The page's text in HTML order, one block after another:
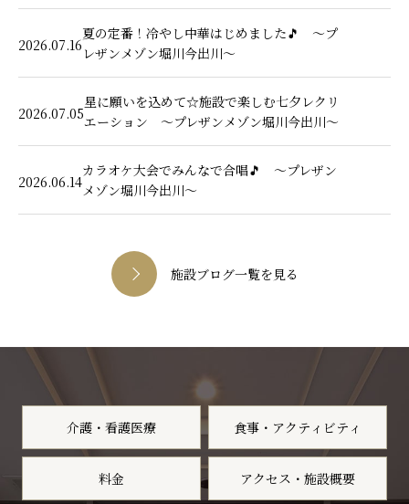
2026.07.16
夏の定番！冷やし中華はじめました🎵 ～プ
レザンメゾン堀川今出川～
2026.07.05
星に願いを込めて☆施設で楽しむ七夕レクリ
エーション ～プレザンメゾン堀川今出川～
2026.06.14
カラオケ大会でみんなで合唱🎵 ～プレザン
メゾン堀川今出川～
施設ブログ一覧を見る
介護・看護医療 食事・アクティビティ
料金 アクセス・施設概要